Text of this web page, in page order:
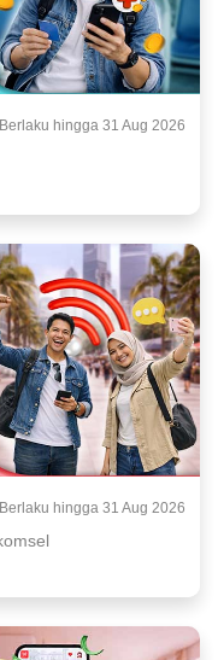
Berlaku hingga 31 Aug 2026
Berlaku hingga 31 Aug 2026